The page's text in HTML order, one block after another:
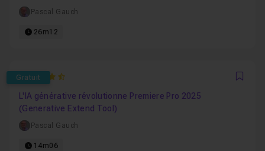
Pascal Gauch
26m12
Gratuit
4.75
L'IA générative révolutionne Premiere Pro 2025
(Generative Extend Tool)
Pascal Gauch
14m06